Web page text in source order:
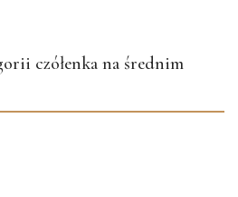
czółenka na średnim